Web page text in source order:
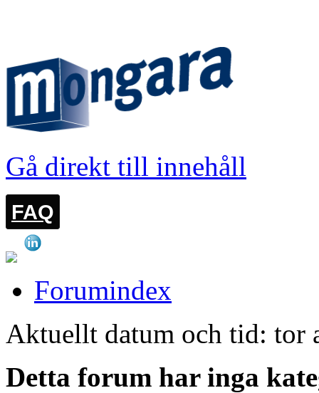
Gå direkt till innehåll
FAQ
Forumindex
Aktuellt datum och tid: tor
Detta forum har inga